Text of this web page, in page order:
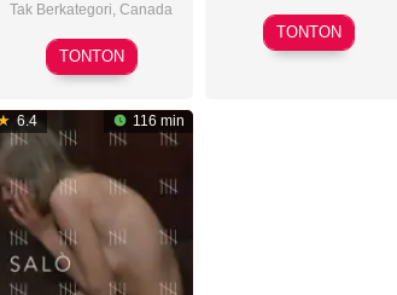
Tak Berkategori, Canada
Brian
Damude
TONTON
Jim
Sharman
TONTON
6.4 116 min